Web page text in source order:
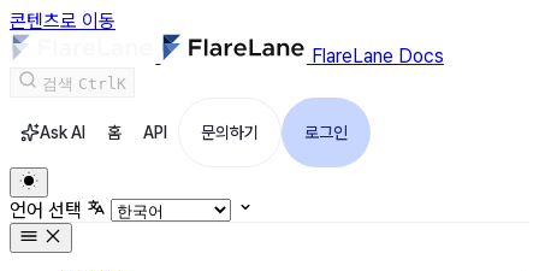
콘텐츠로 이동
FlareLane Docs
검색 CtrlK
Ask AI 홈 API 문의하기 로그인
언어 선택